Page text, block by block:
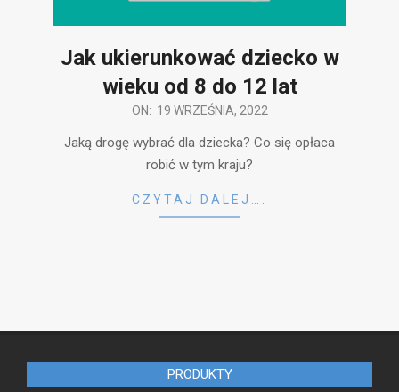
Jak ukierunkować dziecko w
wieku od 8 do 12 lat
ON: 19 WRZEŚNIA, 2022
Jaką drogę wybrać dla dziecka? Co się opłaca
robić w tym kraju?
CZYTAJ DALEJ….
PRODUKTY